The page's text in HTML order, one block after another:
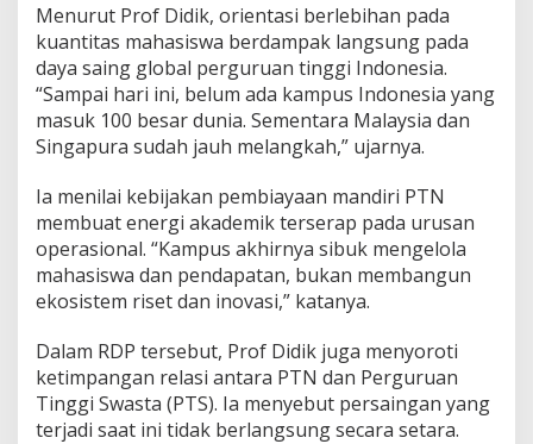
Menurut Prof Didik, orientasi berlebihan pada
kuantitas mahasiswa berdampak langsung pada
daya saing global perguruan tinggi Indonesia.
“Sampai hari ini, belum ada kampus Indonesia yang
masuk 100 besar dunia. Sementara Malaysia dan
Singapura sudah jauh melangkah,” ujarnya.
Ia menilai kebijakan pembiayaan mandiri PTN
membuat energi akademik terserap pada urusan
operasional. “Kampus akhirnya sibuk mengelola
mahasiswa dan pendapatan, bukan membangun
ekosistem riset dan inovasi,” katanya.
Dalam RDP tersebut, Prof Didik juga menyoroti
ketimpangan relasi antara PTN dan Perguruan
Tinggi Swasta (PTS). Ia menyebut persaingan yang
terjadi saat ini tidak berlangsung secara setara.